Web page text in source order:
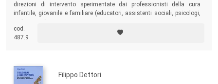
direzioni di intervento sperimentate dai professionisti della cura
infantile, giovanile e familiare (educatori, assistenti sociali, psicologi,
cod.
487.9
Filippo Dettori